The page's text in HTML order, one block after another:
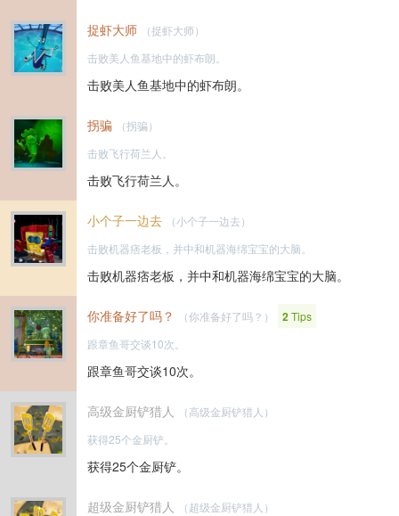
捉虾大师
（捉虾大师）
击败美人鱼基地中的虾布朗。
击败美人鱼基地中的虾布朗。
拐骗
（拐骗）
击败飞行荷兰人。
击败飞行荷兰人。
小个子一边去
（小个子一边去）
击败机器痞老板，并中和机器海绵宝宝的大脑。
击败机器痞老板，并中和机器海绵宝宝的大脑。
你准备好了吗？ （你准备好了吗？） 2Tips
跟章鱼哥交谈10次。
跟章鱼哥交谈10次。
高级金厨铲猎人
（高级金厨铲猎人）
获得25个金厨铲。
获得25个金厨铲。
超级金厨铲猎人
（超级金厨铲猎人）